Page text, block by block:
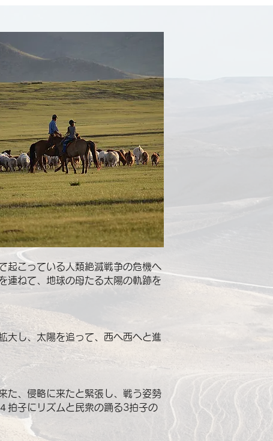
子供たちには驚異的な一生の
リ貝は少ないし、大潮の時し
子を採ってくれと悲鳴をあげ
起こっている 人類絶滅戦争の危機へ
連ねて、地球の母たる太陽の軌跡を
大し、太陽を追って、西へ西へと進
た、侵略に来たと緊張し、戦う姿勢
拍子にリズムと民衆の踊る3拍子の